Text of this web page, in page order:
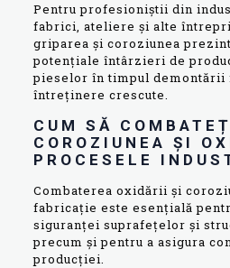
Pentru profesioniștii din
fabrici, ateliere și alte
griparea și coroziunea
potențiale întârzieri de
pieselor în timpul demontării
întreținere crescute.
CUM SĂ
COROZIUNEA ȘI
PROCESELE
Combaterea oxidării și
fabricație este esențială
siguranței suprafețelor și
precum și pentru a asigura
producției.